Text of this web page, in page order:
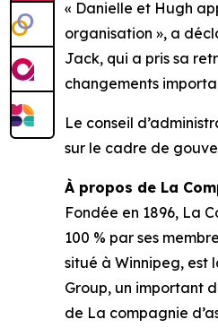
« Danielle et Hugh
organisation », a
Jack, qui a pris sa
changements
Le conseil
sur le cadre de
À propos de La
Fondée en 1896, La
100 % par ses
situé à Winnipeg, est
Group, un important
de La compagnie